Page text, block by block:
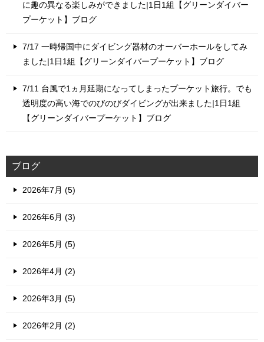
に趣の異なる楽しみができました|1日1組【グリーンダイバー
プーケット】ブログ
7/17 一時帰国中にダイビング器材のオーバーホールをしてみ
ました|1日1組【グリーンダイバープーケット】ブログ
7/11 台風で1ヵ月延期になってしまったプーケット旅行。でも
透明度の高い海でのびのびダイビングが出来ました|1日1組
【グリーンダイバープーケット】ブログ
ブログ
2026年7月 (5)
2026年6月 (3)
2026年5月 (5)
2026年4月 (2)
2026年3月 (5)
2026年2月 (2)